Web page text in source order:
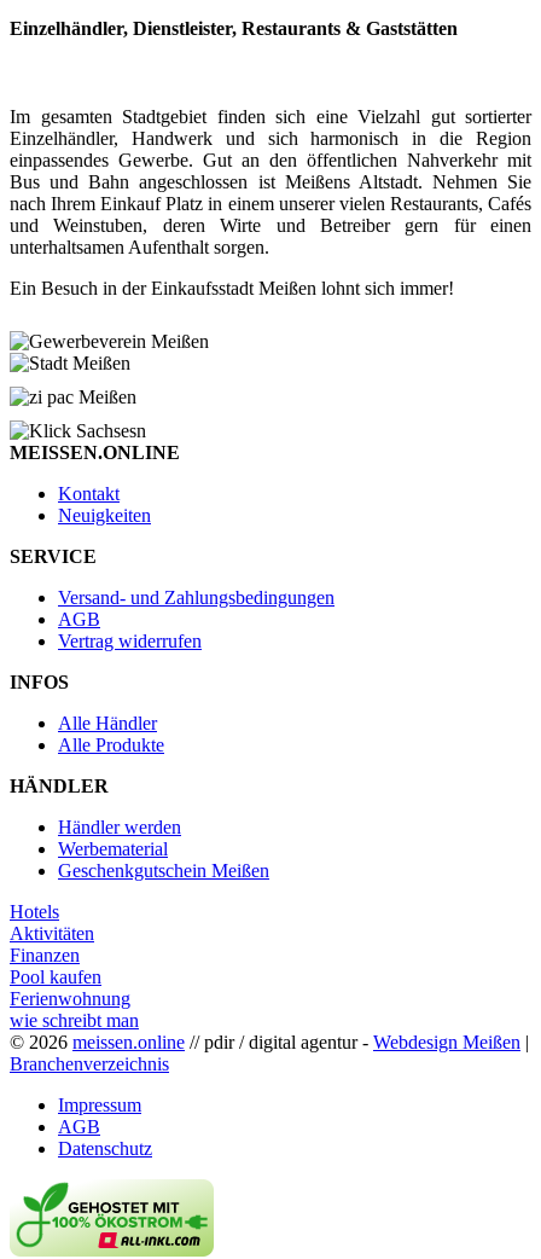
Einzelhändler, Dienstleister, Restaurants & Gaststätten
Im gesamten Stadtgebiet finden sich eine Vielzahl gut sortierter
Einzelhändler, Handwerk und sich harmonisch in die Region
einpassendes Gewerbe. Gut an den öffentlichen Nahverkehr mit
Bus und Bahn angeschlossen ist Meißens Altstadt. Nehmen Sie
nach Ihrem Einkauf Platz in einem unserer vielen Restaurants, Cafés
und Weinstuben, deren Wirte und Betreiber gern für einen
unterhaltsamen Aufenthalt sorgen.
Ein Besuch in der Einkaufsstadt Meißen lohnt sich immer!
MEISSEN.ONLINE
Kontakt
Neuigkeiten
SERVICE
Versand- und Zahlungsbedingungen
AGB
Vertrag widerrufen
INFOS
Alle Händler
Alle Produkte
HÄNDLER
Händler werden
Werbematerial
Geschenkgutschein Meißen
Hotels
Aktivitäten
Finanzen
Pool kaufen
Ferienwohnung
wie schreibt man
© 2026 meissen.online // pdir / digital agentur - Webdesign Meißen |
Branchenverzeichnis
Impressum
AGB
Datenschutz